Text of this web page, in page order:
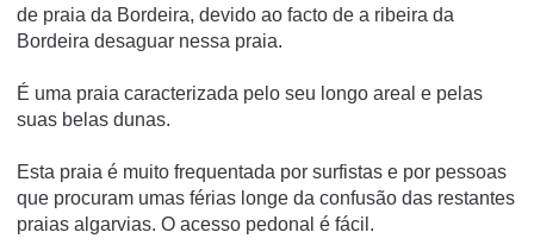
de praia da Bordeira, devido ao facto de a ribeira da
Bordeira desaguar nessa praia.
É uma praia caracterizada pelo seu longo areal e pelas
suas belas dunas.
Esta praia é muito frequentada por surfistas e por pessoas
que procuram umas férias longe da confusão das restantes
praias algarvias. O acesso pedonal é fácil.